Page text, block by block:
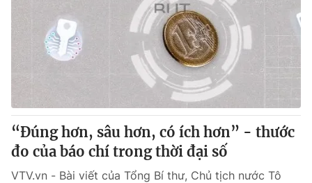
VTV Sức khoẻ Bất động sản
Thị trường 24h Tấm lòng Việt
VTV4 Vươn mình bằng AI
VTV8
“Đúng hơn, sâu hơn, có ích hơn” - thước
đo của báo chí trong thời đại số
VTV.vn - Bài viết của Tổng Bí thư, Chủ tịch nước Tô